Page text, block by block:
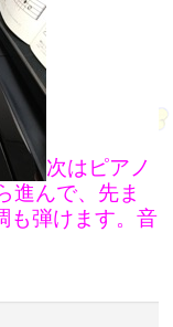
次はピアノ
進んで、先ま
も弾けます。音